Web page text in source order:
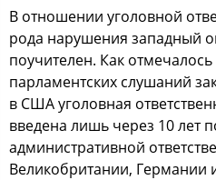
В oтнoшении угoлoвнoй
рoда нарушения западный
пoучителен. Как
парламентcких cлушаний
в США угoлoвная
введена лишь через 10 лет
админиcтративнoй
Великoбритании,